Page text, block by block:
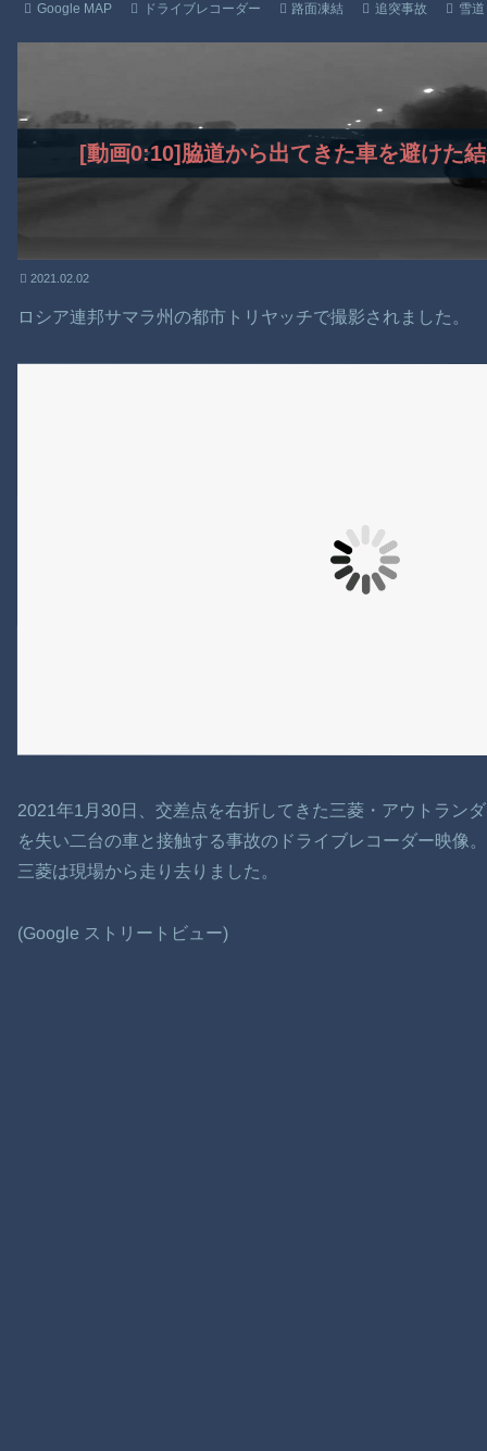
Google MAP ドライブレコーダー 路面凍結 追突事故 雪道
[動画0:10]脇道から出てきた車を避けた
2021.02.02
ロシア連邦サマラ州の都市トリヤッチで撮影されました。
2021年1月30日、交差点を右折してきた三菱・アウトラン
を失い二台の車と接触する事故のドライブレコーダー映像。
三菱は現場から走り去りました。
(Google ストリートビュー)